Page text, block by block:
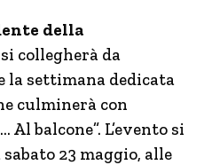
della
si collegherà da
la settimana dedicata
culminerà con
balcone”. L’evento si
23 maggio, alle